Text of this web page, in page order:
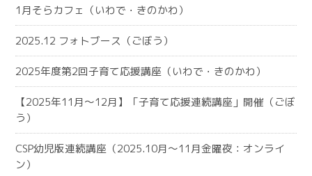
1月そらカフェ（いわで・きのかわ）
2025.12 フォトブース（ごぼう）
2025年度第2回子育て応援講座（いわで・きのかわ）
【2025年11月～12月】「子育て応援連続講座」開催（ごぼ
う）
CSP幼児版連続講座（2025.10月～11月金曜夜：オンライ
ン）